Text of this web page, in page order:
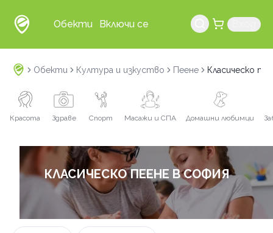
Обекти Включи се
Обекти Култура и изкуство Пеене Класическо
Красота Здраве Спорт Масажи и СПА Домашни любимци
КЛАСИЧЕСКО ПЕЕНЕ В СОФИЯ